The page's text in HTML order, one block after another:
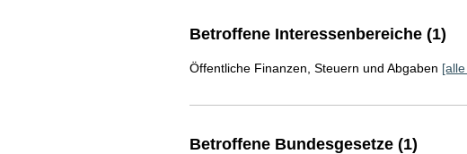
Betroffene Interessenbereiche (1)
Öffentliche Finanzen, Steuern und Abgaben
Betroffene Bundesgesetze (1)